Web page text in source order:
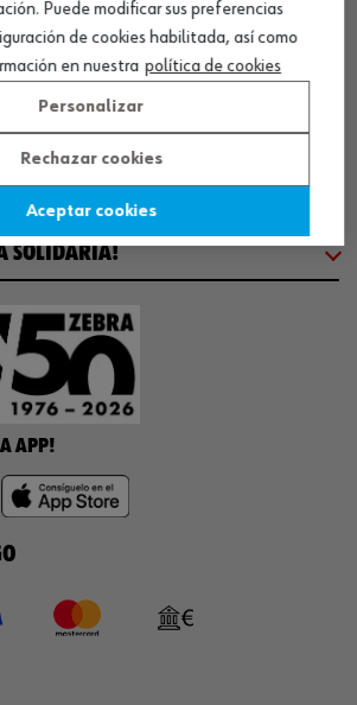
SOLIDARIA!
APP!
Puede modificar sus preferencias
de cookies habilitada, así como
en nuestra política de cookies
Personalizar
Rechazar cookies
Aceptar cookies